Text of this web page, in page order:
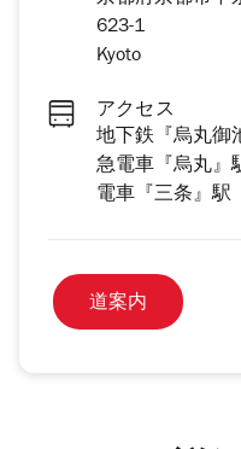
623-1
Kyoto
アクセス
地下鉄『烏丸御
急電車『烏丸』
電車『三条』駅
道案内